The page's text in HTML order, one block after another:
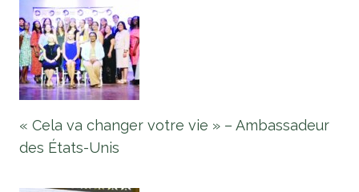
« Cela va changer votre vie » – Ambassadeur
des États-Unis